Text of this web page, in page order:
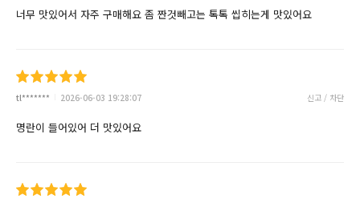
너무 맛있어서 자주 구매해요 좀 짠것빼고는 톡톡 씹히는게 맛있어요
tl******* 2026-06-03 19:28:07 신고 / 차단
명란이 들어있어 더 맛있어요